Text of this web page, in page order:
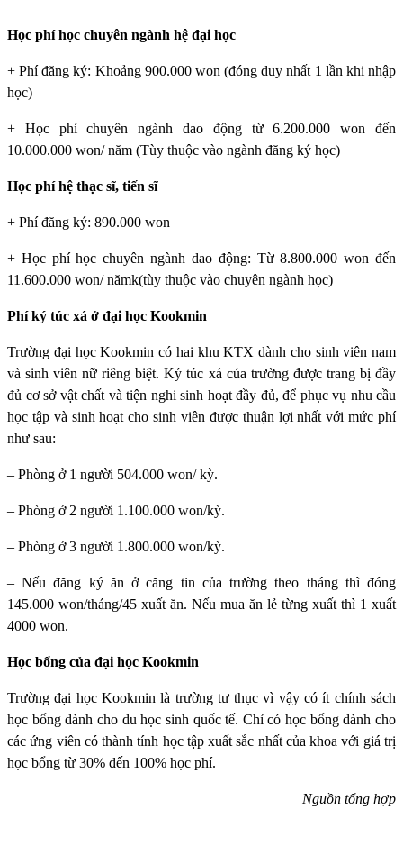
Học phí học chuyên ngành hệ đại học
+ Phí đăng ký: Khoảng 900.000 won (đóng duy nhất 1 lần khi nhập
học)
+ Học phí chuyên ngành dao động từ 6.200.000 won đến
10.000.000 won/ năm (Tùy thuộc vào ngành đăng ký học)
Học phí hệ thạc sĩ, tiến sĩ
+ Phí đăng ký: 890.000 won
+ Học phí học chuyên ngành dao động: Từ 8.800.000 won đến
11.600.000 won/ nămk(tùy thuộc vào chuyên ngành học)
Phí ký túc xá ở đại học Kookmin
Trường đại học Kookmin có hai khu KTX dành cho sinh viên nam
và sinh viên nữ riêng biệt. Ký túc xá của trường được trang bị đầy
đủ cơ sở vật chất và tiện nghi sinh hoạt đầy đủ, để phục vụ nhu cầu
học tập và sinh hoạt cho sinh viên được thuận lợi nhất với mức phí
như sau:
– Phòng ở 1 người 504.000 won/ kỳ.
– Phòng ở 2 người 1.100.000 won/kỳ.
– Phòng ở 3 người 1.800.000 won/kỳ.
– Nếu đăng ký ăn ở căng tin của trường theo tháng thì đóng
145.000 won/tháng/45 xuất ăn. Nếu mua ăn lẻ từng xuất thì 1 xuất
4000 won.
Học bổng của đại học Kookmin
Trường đại học Kookmin là trường tư thục vì vậy có ít chính sách
học bổng dành cho du học sinh quốc tế. Chỉ có học bổng dành cho
các ứng viên có thành tính học tập xuất sắc nhất của khoa với giá trị
học bổng từ 30% đến 100% học phí.
Nguồn tổng hợp